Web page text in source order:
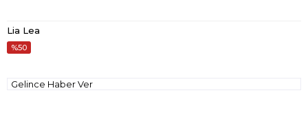
Lia Lea
50
Gelince Haber Ver